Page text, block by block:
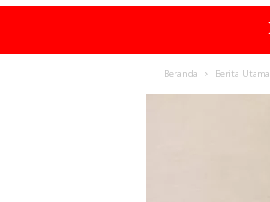
Beranda Berita Utama